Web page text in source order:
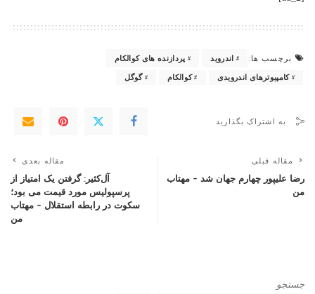
برچسب ها: اندروید پردازنده های کوالکام
کامپیوترهای اندرویدی کوالکام گوگل
به اشتراک بگذارید
مقاله قبلی
رضا علیپور چهارم جهان شد – مهتاب
من
مقاله بعدی
آل‌کثیر: گرفتن یک امتیاز از
پرسپولیس مورد قیمت می بود؛
سکوت در رابطه استقلال – مهتاب
من
جستجو